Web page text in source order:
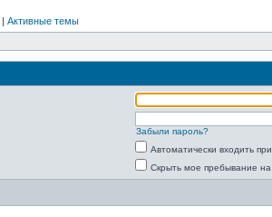
| Активные темы
Забыли пароль?
Автоматически входить
Скрыть мое пребывание